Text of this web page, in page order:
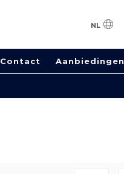
NL
Contact Aanbiedingen